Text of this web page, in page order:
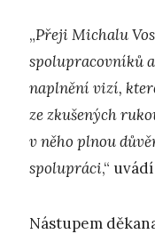
„Přeji Michalu
spolupracovníků
naplnění vizí,
ze zkušených
v něho plnou
spolupráci,“
Nástupem